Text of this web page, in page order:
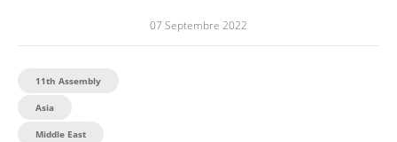
07 Septembre 2022
11th Assembly
Asia
Middle East